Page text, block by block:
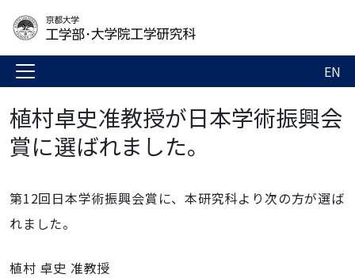
EN
植村卓史准教授が日本学術振興会
賞に選ばれました。
第12回日本学術振興会賞に、本研究科より次の方が選ば
れました。
植村 卓史 准教授